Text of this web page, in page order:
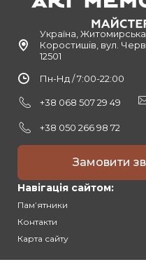
Україна,
Коростишів, вул.
12501
Пн-Нд / 7:00-22:00
+38 068 507 29 49
+38 050 266 98 72
Замовити
Навігація сайтом:
Памʼятники
Контакти
Карта сайту